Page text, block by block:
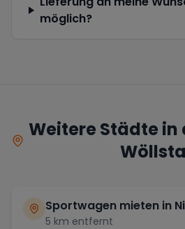
möglich?
Weitere Städte in
Sportwagen mieten in
5 km entfernt